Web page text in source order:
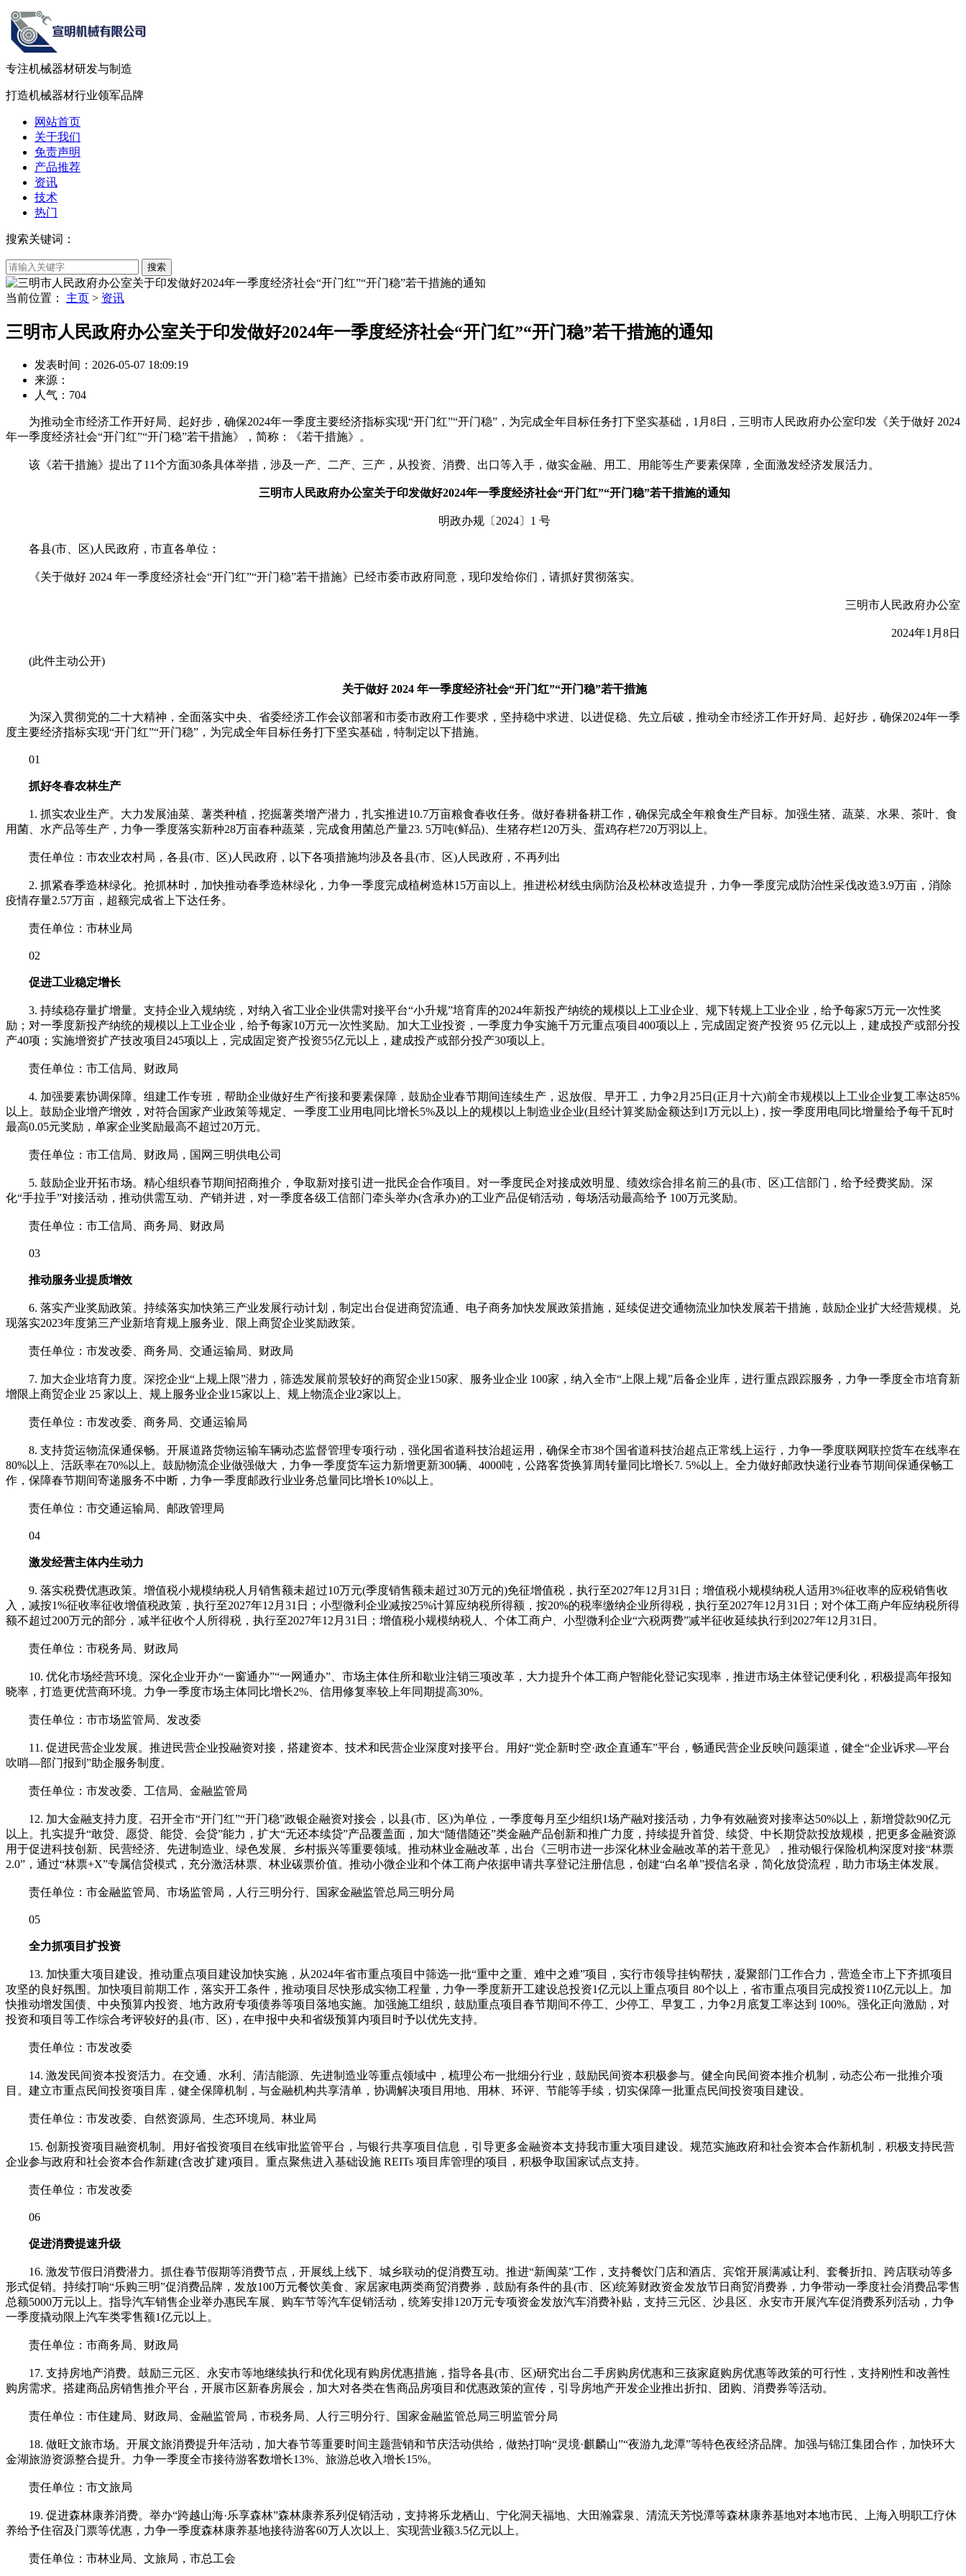
专注机械器材研发与制造
打造机械器材行业领军品牌
网站首页
关于我们
免责声明
产品推荐
资讯
技术
热门
搜索关键词：
当前位置： 主页 > 资讯
三明市人民政府办公室关于印发做好2024年一季度经济社会“开门红”“开门稳”若干措施的通知
发表时间：2026-05-07 18:09:19
来源：
人气： 704
为推动全市经济工作开好局、起好步，确保2024年一季度主要经济指标实现“开门红”“开门稳”，为完成全年目标任务打下坚实基础，1月8日，三明市人民政府办公室印发《关于做好 2024
年一季度经济社会“开门红”“开门稳”若干措施》，简称：《若干措施》。
该《若干措施》提出了11个方面30条具体举措，涉及一产、二产、三产，从投资、消费、出口等入手，做实金融、用工、用能等生产要素保障，全面激发经济发展活力。
三明市人民政府办公室关于印发做好2024年一季度经济社会“开门红”“开门稳”若干措施的通知
明政办规〔2024〕1 号
各县(市、区)人民政府，市直各单位：
《关于做好 2024 年一季度经济社会“开门红”“开门稳”若干措施》已经市委市政府同意，现印发给你们，请抓好贯彻落实。
三明市人民政府办公室
2024年1月8日
(此件主动公开)
关于做好 2024 年一季度经济社会“开门红”“开门稳”若干措施
为深入贯彻党的二十大精神，全面落实中央、省委经济工作会议部署和市委市政府工作要求，坚持稳中求进、以进促稳、先立后破，推动全市经济工作开好局、起好步，确保2024年一季
度主要经济指标实现“开门红”“开门稳”，为完成全年目标任务打下坚实基础，特制定以下措施。
01
抓好冬春农林生产
1. 抓实农业生产。大力发展油菜、薯类种植，挖掘薯类增产潜力，扎实推进10.7万亩粮食春收任务。做好春耕备耕工作，确保完成全年粮食生产目标。加强生猪、蔬菜、水果、茶叶、食
用菌、水产品等生产，力争一季度落实新种28万亩春种蔬菜，完成食用菌总产量23. 5万吨(鲜品)、生猪存栏120万头、蛋鸡存栏720万羽以上。
责任单位：市农业农村局，各县(市、区)人民政府，以下各项措施均涉及各县(市、区)人民政府，不再列出
2. 抓紧春季造林绿化。抢抓林时，加快推动春季造林绿化，力争一季度完成植树造林15万亩以上。推进松材线虫病防治及松林改造提升，力争一季度完成防治性采伐改造3.9万亩，消除
疫情存量2.57万亩，超额完成省上下达任务。
责任单位：市林业局
02
促进工业稳定增长
3. 持续稳存量扩增量。支持企业入规纳统，对纳入省工业企业供需对接平台“小升规”培育库的2024年新投产纳统的规模以上工业企业、规下转规上工业企业，给予每家5万元一次性奖
励；对一季度新投产纳统的规模以上工业企业，给予每家10万元一次性奖励。加大工业投资，一季度力争实施千万元重点项目400项以上，完成固定资产投资 95 亿元以上，建成投产或部分投
产40项；实施增资扩产技改项目245项以上，完成固定资产投资55亿元以上，建成投产或部分投产30项以上。
责任单位：市工信局、财政局
4. 加强要素协调保障。组建工作专班，帮助企业做好生产衔接和要素保障，鼓励企业春节期间连续生产，迟放假、早开工，力争2月25日(正月十六)前全市规模以上工业企业复工率达85%
以上。鼓励企业增产增效，对符合国家产业政策等规定、一季度工业用电同比增长5%及以上的规模以上制造业企业(且经计算奖励金额达到1万元以上)，按一季度用电同比增量给予每千瓦时
最高0.05元奖励，单家企业奖励最高不超过20万元。
责任单位：市工信局、财政局，国网三明供电公司
5. 鼓励企业开拓市场。精心组织春节期间招商推介，争取新对接引进一批民企合作项目。对一季度民企对接成效明显、绩效综合排名前三的县(市、区)工信部门，给予经费奖励。深
化“手拉手”对接活动，推动供需互动、产销并进，对一季度各级工信部门牵头举办(含承办)的工业产品促销活动，每场活动最高给予 100万元奖励。
责任单位：市工信局、商务局、财政局
03
推动服务业提质增效
6. 落实产业奖励政策。持续落实加快第三产业发展行动计划，制定出台促进商贸流通、电子商务加快发展政策措施，延续促进交通物流业加快发展若干措施，鼓励企业扩大经营规模。兑
现落实2023年度第三产业新培育规上服务业、限上商贸企业奖励政策。
责任单位：市发改委、商务局、交通运输局、财政局
7. 加大企业培育力度。深挖企业“上规上限”潜力，筛选发展前景较好的商贸企业150家、服务业企业 100家，纳入全市“上限上规”后备企业库，进行重点跟踪服务，力争一季度全市培育新
增限上商贸企业 25 家以上、规上服务业企业15家以上、规上物流企业2家以上。
责任单位：市发改委、商务局、交通运输局
8. 支持货运物流保通保畅。开展道路货物运输车辆动态监督管理专项行动，强化国省道科技治超运用，确保全市38个国省道科技治超点正常线上运行，力争一季度联网联控货车在线率在
80%以上、活跃率在70%以上。鼓励物流企业做强做大，力争一季度货车运力新增更新300辆、4000吨，公路客货换算周转量同比增长7. 5%以上。全力做好邮政快递行业春节期间保通保畅工
作，保障春节期间寄递服务不中断，力争一季度邮政行业业务总量同比增长10%以上。
责任单位：市交通运输局、邮政管理局
04
激发经营主体内生动力
9. 落实税费优惠政策。增值税小规模纳税人月销售额未超过10万元(季度销售额未超过30万元的)免征增值税，执行至2027年12月31日；增值税小规模纳税人适用3%征收率的应税销售收
入，减按1%征收率征收增值税政策，执行至2027年12月31日；小型微利企业减按25%计算应纳税所得额，按20%的税率缴纳企业所得税，执行至2027年12月31日；对个体工商户年应纳税所得
额不超过200万元的部分，减半征收个人所得税，执行至2027年12月31日；增值税小规模纳税人、个体工商户、小型微利企业“六税两费”减半征收延续执行到2027年12月31日。
责任单位：市税务局、财政局
10. 优化市场经营环境。深化企业开办“一窗通办”“一网通办”、市场主体住所和歇业注销三项改革，大力提升个体工商户智能化登记实现率，推进市场主体登记便利化，积极提高年报知
晓率，打造更优营商环境。力争一季度市场主体同比增长2%、信用修复率较上年同期提高30%。
责任单位：市市场监管局、发改委
11. 促进民营企业发展。推进民营企业投融资对接，搭建资本、技术和民营企业深度对接平台。用好“党企新时空·政企直通车”平台，畅通民营企业反映问题渠道，健全“企业诉求—平台
吹哨—部门报到”助企服务制度。
责任单位：市发改委、工信局、金融监管局
12. 加大金融支持力度。召开全市“开门红”“开门稳”政银企融资对接会，以县(市、区)为单位，一季度每月至少组织1场产融对接活动，力争有效融资对接率达50%以上，新增贷款90亿元
以上。扎实提升“敢贷、愿贷、能贷、会贷”能力，扩大“无还本续贷”产品覆盖面，加大“随借随还”类金融产品创新和推广力度，持续提升首贷、续贷、中长期贷款投放规模，把更多金融资源
用于促进科技创新、民营经济、先进制造业、绿色发展、乡村振兴等重要领域。推动林业金融改革，出台《三明市进一步深化林业金融改革的若干意见》，推动银行保险机构深度对接“林票
2.0”，通过“林票+X”专属信贷模式，充分激活林票、林业碳票价值。推动小微企业和个体工商户依据申请共享登记注册信息，创建“白名单”授信名录，简化放贷流程，助力市场主体发展。
责任单位：市金融监管局、市场监管局，人行三明分行、国家金融监管总局三明分局
05
全力抓项目扩投资
13. 加快重大项目建设。推动重点项目建设加快实施，从2024年省市重点项目中筛选一批“重中之重、难中之难”项目，实行市领导挂钩帮扶，凝聚部门工作合力，营造全市上下齐抓项目
攻坚的良好氛围。加快项目前期工作，落实开工条件，推动项目尽快形成实物工程量，力争一季度新开工建设总投资1亿元以上重点项目 80个以上，省市重点项目完成投资110亿元以上。加
快推动增发国债、中央预算内投资、地方政府专项债券等项目落地实施。加强施工组织，鼓励重点项目春节期间不停工、少停工、早复工，力争2月底复工率达到 100%。强化正向激励，对
投资和项目等工作综合考评较好的县(市、区)，在申报中央和省级预算内项目时予以优先支持。
责任单位：市发改委
14. 激发民间资本投资活力。在交通、水利、清洁能源、先进制造业等重点领域中，梳理公布一批细分行业，鼓励民间资本积极参与。健全向民间资本推介机制，动态公布一批推介项
目。建立市重点民间投资项目库，健全保障机制，与金融机构共享清单，协调解决项目用地、用林、环评、节能等手续，切实保障一批重点民间投资项目建设。
责任单位：市发改委、自然资源局、生态环境局、林业局
15. 创新投资项目融资机制。用好省投资项目在线审批监管平台，与银行共享项目信息，引导更多金融资本支持我市重大项目建设。规范实施政府和社会资本合作新机制，积极支持民营
企业参与政府和社会资本合作新建(含改扩建)项目。重点聚焦进入基础设施 REITs 项目库管理的项目，积极争取国家试点支持。
责任单位：市发改委
06
促进消费提速升级
16. 激发节假日消费潜力。抓住春节假期等消费节点，开展线上线下、城乡联动的促消费互动。推进“新闽菜”工作，支持餐饮门店和酒店、宾馆开展满减让利、套餐折扣、跨店联动等多
形式促销。持续打响“乐购三明”促消费品牌，发放100万元餐饮美食、家居家电两类商贸消费券，鼓励有条件的县(市、区)统筹财政资金发放节日商贸消费券，力争带动一季度社会消费品零售
总额5000万元以上。指导汽车销售企业举办惠民车展、购车节等汽车促销活动，统筹安排120万元专项资金发放汽车消费补贴，支持三元区、沙县区、永安市开展汽车促消费系列活动，力争
一季度撬动限上汽车类零售额1亿元以上。
责任单位：市商务局、财政局
17. 支持房地产消费。鼓励三元区、永安市等地继续执行和优化现有购房优惠措施，指导各县(市、区)研究出台二手房购房优惠和三孩家庭购房优惠等政策的可行性，支持刚性和改善性
购房需求。搭建商品房销售推介平台，开展市区新春房展会，加大对各类在售商品房项目和优惠政策的宣传，引导房地产开发企业推出折扣、团购、消费券等活动。
责任单位：市住建局、财政局、金融监管局，市税务局、人行三明分行、国家金融监管总局三明监管分局
18. 做旺文旅市场。开展文旅消费提升年活动，加大春节等重要时间主题营销和节庆活动供给，做热打响“灵境·麒麟山”“夜游九龙潭”等特色夜经济品牌。加强与锦江集团合作，加快环大
金湖旅游资源整合提升。力争一季度全市接待游客数增长13%、旅游总收入增长15%。
责任单位：市文旅局
19. 促进森林康养消费。举办“跨越山海·乐享森林”森林康养系列促销活动，支持将乐龙栖山、宁化洞天福地、大田瀚霖泉、清流天芳悦潭等森林康养基地对本地市民、上海入明职工疗休
养给予住宿及门票等优惠，力争一季度森林康养基地接待游客60万人次以上、实现营业额3.5亿元以上。
责任单位：市林业局、文旅局，市总工会